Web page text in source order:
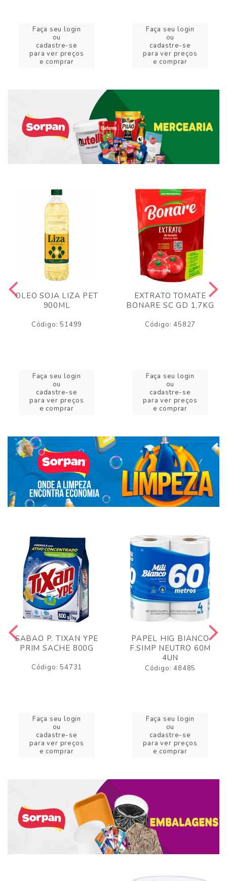
Faça seu login
ou
cadastre-se
para ver preços
e comprar
Faça seu login
ou
cadastre-se
para ver preços
e comprar
OLEO SOJA LIZA PET
900ML
Código: 51499
Faça seu login
ou
cadastre-se
para ver preços
e comprar
EXTRATO TOMATE
BONARE SC GD 1,7KG
Código: 45827
Faça seu login
ou
cadastre-se
para ver preços
e comprar
SABAO P. TIXAN YPE
PRIM SACHE 800G
Código: 54731
Faça seu login
ou
cadastre-se
para ver preços
e comprar
PAPEL HIG BIANCO
F.SIMP NEUTRO 60M
4UN
Código: 48485
Faça seu login
ou
cadastre-se
para ver preços
e comprar